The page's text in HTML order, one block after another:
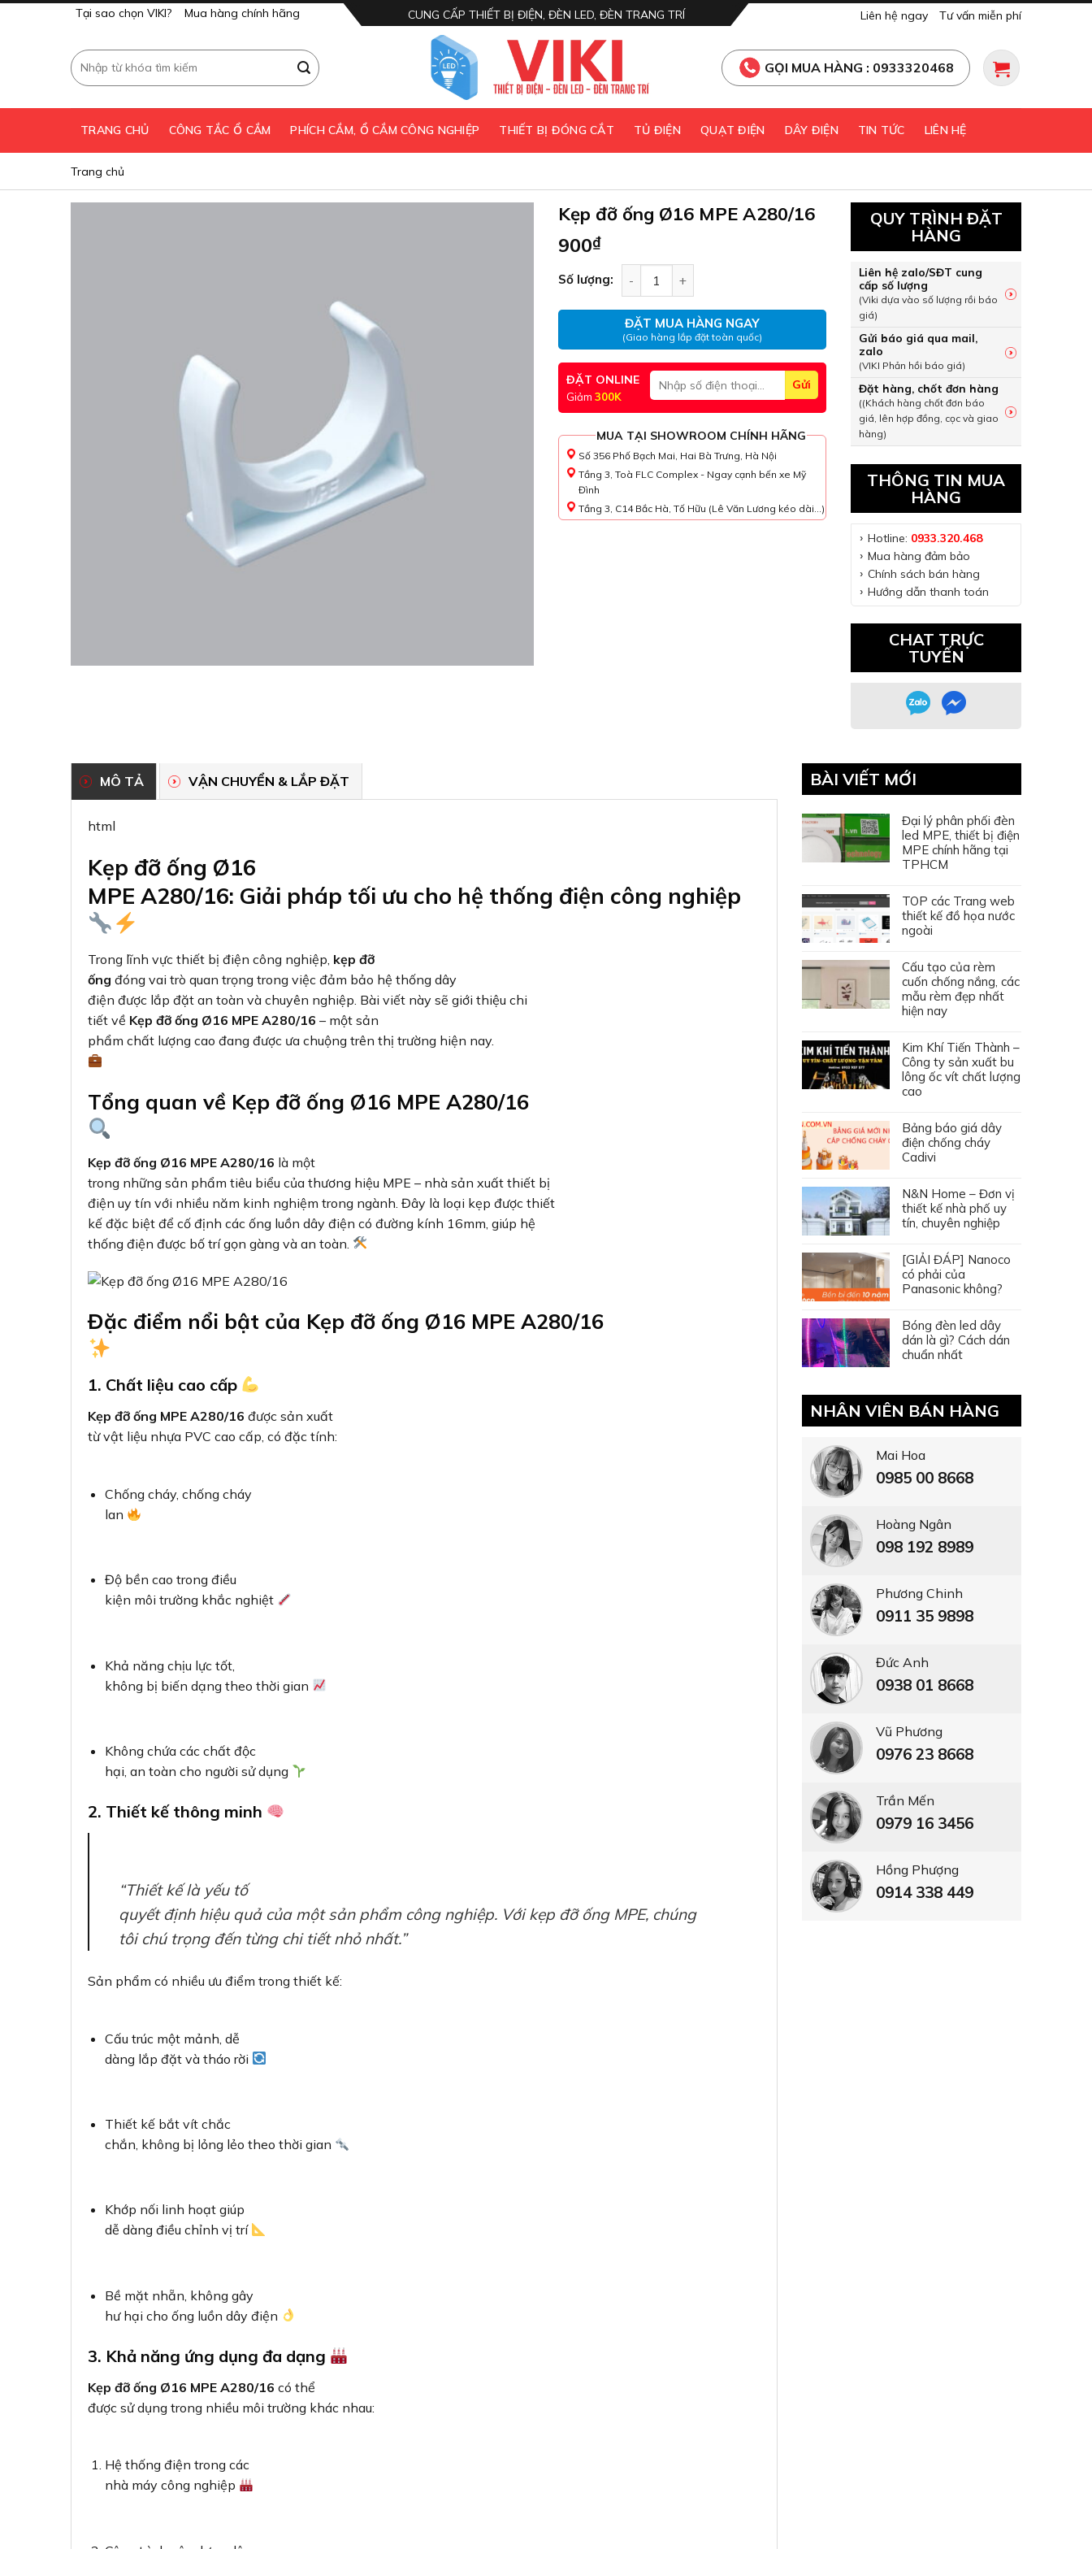
Tại sao chọn VIKI? Mua hàng chính hãng CUNG CẤP THIẾT BỊ ĐIỆN, ĐÈN LED, ĐÈN TRANG TRÍ Liên hệ ngay Tư vấn miễn phí
Tìm
kiếm:
GỌI MUA HÀNG : 0933320468
TRANG CHỦ CÔNG TẮC Ổ CẮM PHÍCH CẮM, Ổ CẮM CÔNG NGHIỆP THIẾT BỊ ĐÓNG CẮT TỦ ĐIỆN QUẠT ĐIỆN DÂY ĐIỆN TIN TỨC LIÊN HỆ
Trang chủ
Kẹp đỡ ống Ø16 MPE A280/16
900₫
Số lượng:
ĐẶT MUA HÀNG NGAY
(Giao hàng lắp đặt toàn quốc)
ĐẶT ONLINE
Giảm 300K
MUA TẠI SHOWROOM CHÍNH HÃNG
Số 356 Phố Bạch Mai, Hai Bà Trưng, Hà Nội
Tầng 3, Toà FLC Complex - Ngay cạnh bến xe Mỹ
Đình
Tầng 3, C14 Bắc Hà, Tố Hữu (Lê Văn Lương kéo dài...)
QUY TRÌNH ĐẶT
HÀNG
Liên hệ zalo/SĐT cung
cấp số lượng
(Viki dựa vào số lượng rồi báo
giá)
Gửi báo giá qua mail,
zalo
(VIKI Phản hồi báo giá)
Đặt hàng, chốt đơn hàng
((Khách hàng chốt đơn báo
giá, lên hợp đồng, cọc và giao
hàng)
THÔNG TIN MUA
HÀNG
Hotline: 0933.320.468
Mua hàng đảm bảo
Chính sách bán hàng
Hướng dẫn thanh toán
CHAT TRỰC
TUYẾN
MÔ TẢ VẬN CHUYỂN & LẮP ĐẶT
html
Kẹp đỡ ống Ø16
MPE A280/16: Giải pháp tối ưu cho hệ thống điện công nghiệp
Trong lĩnh vực thiết bị điện công nghiệp, kẹp đỡ
ống đóng vai trò quan trọng trong việc đảm bảo hệ thống dây
điện được lắp đặt an toàn và chuyên nghiệp. Bài viết này sẽ giới thiệu chi
tiết về Kẹp đỡ ống Ø16 MPE A280/16 – một sản
phẩm chất lượng cao đang được ưa chuộng trên thị trường hiện nay.
Tổng quan về Kẹp đỡ ống Ø16 MPE A280/16
Kẹp đỡ ống Ø16 MPE A280/16 là một
trong những sản phẩm tiêu biểu của thương hiệu MPE – nhà sản xuất thiết bị
điện uy tín với nhiều năm kinh nghiệm trong ngành. Đây là loại kẹp được thiết
kế đặc biệt để cố định các ống luồn dây điện có đường kính 16mm, giúp hệ
thống điện được bố trí gọn gàng và an toàn.
Đặc điểm nổi bật của Kẹp đỡ ống Ø16 MPE A280/16
1. Chất liệu cao cấp
Kẹp đỡ ống MPE A280/16 được sản xuất
từ vật liệu nhựa PVC cao cấp, có đặc tính:
Chống cháy, chống cháy
lan
Độ bền cao trong điều
kiện môi trường khắc nghiệt
Khả năng chịu lực tốt,
không bị biến dạng theo thời gian
Không chứa các chất độc
hại, an toàn cho người sử dụng
2. Thiết kế thông minh
“Thiết kế là yếu tố
quyết định hiệu quả của một sản phẩm công nghiệp. Với kẹp đỡ ống MPE, chúng
tôi chú trọng đến từng chi tiết nhỏ nhất.”
Sản phẩm có nhiều ưu điểm trong thiết kế:
Cấu trúc một mảnh, dễ
dàng lắp đặt và tháo rời
Thiết kế bắt vít chắc
chắn, không bị lỏng lẻo theo thời gian
Khớp nối linh hoạt giúp
dễ dàng điều chỉnh vị trí
Bề mặt nhẵn, không gây
hư hại cho ống luồn dây điện
3. Khả năng ứng dụng đa dạng
Kẹp đỡ ống Ø16 MPE A280/16 có thể
được sử dụng trong nhiều môi trường khác nhau:
Hệ thống điện trong các
nhà máy công nghiệp
BÀI VIẾT MỚI
Đại lý phân phối đèn
led MPE, thiết bị điện
MPE chính hãng tại
TPHCM
TOP các Trang web
thiết kế đồ họa nước
ngoài
Cấu tạo của rèm
cuốn chống nắng, các
mẫu rèm đẹp nhất
hiện nay
Kim Khí Tiến Thành –
Công ty sản xuất bu
lông ốc vít chất lượng
cao
Bảng báo giá dây
điện chống cháy
Cadivi
N&N Home – Đơn vị
thiết kế nhà phố uy
tín, chuyên nghiệp
[GIẢI ĐÁP] Nanoco
có phải của
Panasonic không?
Bóng đèn led dây
dán là gì? Cách dán
chuẩn nhất
NHÂN VIÊN BÁN HÀNG
Mai Hoa
0985 00 8668
Hoàng Ngân
098 192 8989
Phương Chinh
0911 35 9898
Đức Anh
0938 01 8668
Vũ Phương
0976 23 8668
Trần Mến
0979 16 3456
Hồng Phượng
0914 338 449